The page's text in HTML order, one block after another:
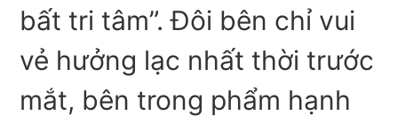
bất tri tâm”. Đôi bên chỉ vui
vẻ hưởng lạc nhất thời trước
mắt, bên trong phẩm hạnh